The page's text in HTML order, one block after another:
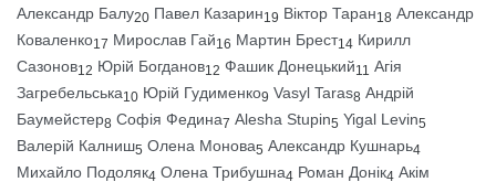
Александр Балу20 Павел Казарин19 Віктор Таран18 Александр
Коваленко17 Мирослав Гай16 Мартин Брест14 Кирилл
Сазонов12 Юрій Богданов12 Фашик Донецький11 Агія
Загребельська10 Юрій Гудименко9 Vasyl Taras8 Андрій
Баумейстер8 Софія Федина7 Alesha Stupin5 Yigal Levin5
Валерій Калниш5 Олена Монова5 Александр Кушнарь4
Михайло Подоляк4 Олена Трибушна4 Роман Донік4 Акім